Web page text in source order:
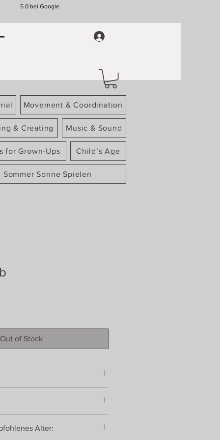
5.0 bei Google
Movement & Coordination
& Creating Music & Sound
for Grown-Ups Child’s Age
Sommer Sonne Spielen
Out of Stock
Alter: